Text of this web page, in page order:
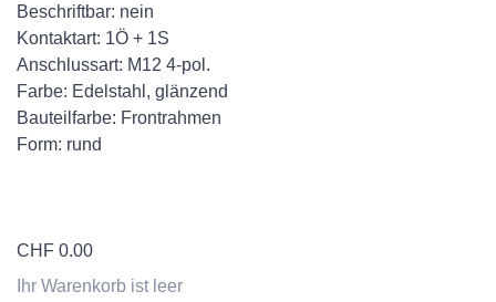
Beschriftbar: nein
Kontaktart: 1Ö + 1S
Anschlussart: M12 4-pol.
Farbe: Edelstahl, glänzend
Bauteilfarbe: Frontrahmen
Form: rund
CHF 0.00
Ihr Warenkorb ist leer